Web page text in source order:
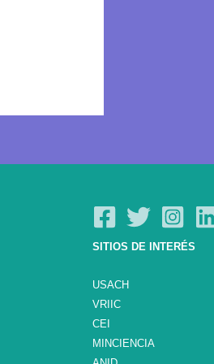
SITIOS DE INTERÉS
USACH
VRIIC
CEI
MINCIENCIA